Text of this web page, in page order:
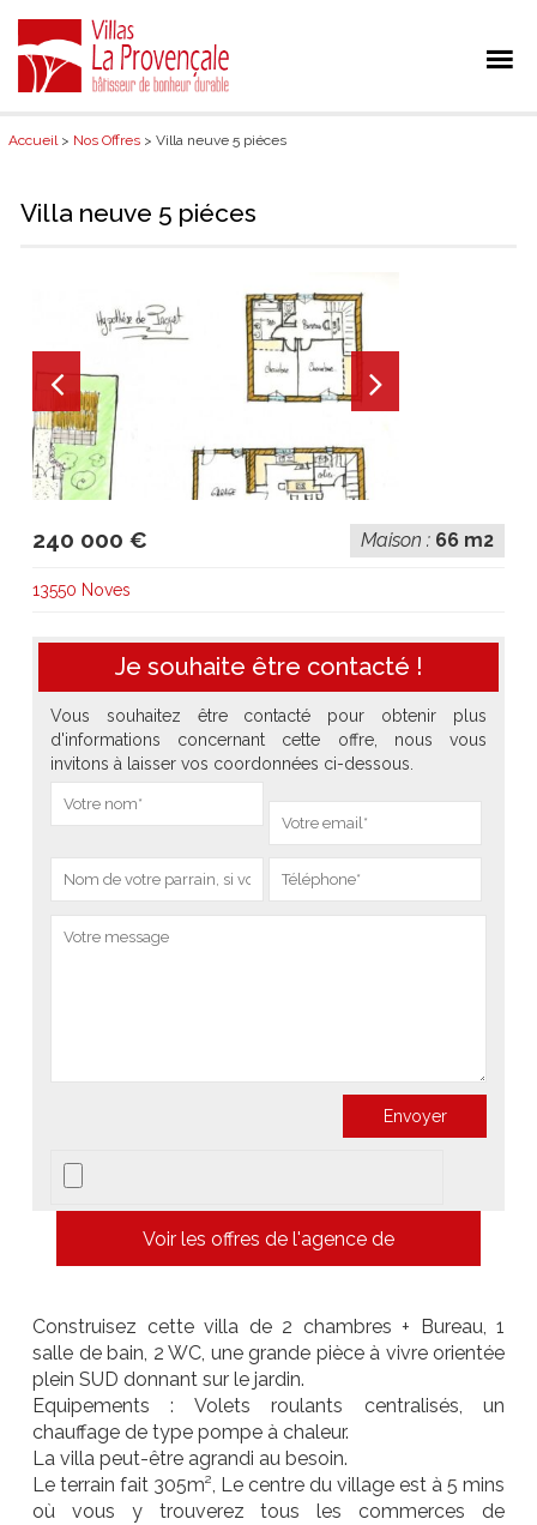
Accueil> Nos Offres > Villa neuve 5 piéces
Villa neuve 5 piéces
240 000 € Maison : 66 m2
13550 Noves
Je souhaite être contacté !
Vous souhaitez être contacté pour obtenir plus
d'informations concernant cette offre, nous vous
invitons à laisser vos coordonnées ci-dessous.
Voir les offres de l'agence de
Construisez cette villa de 2 chambres + Bureau, 1
salle de bain, 2 WC, une grande pièce à vivre orientée
plein SUD donnant sur le jardin.
Equipements : Volets roulants centralisés, un
chauffage de type pompe à chaleur.
La villa peut-être agrandi au besoin.
Le terrain fait 305m², Le centre du village est à 5 mins
où vous y trouverez tous les commerces de